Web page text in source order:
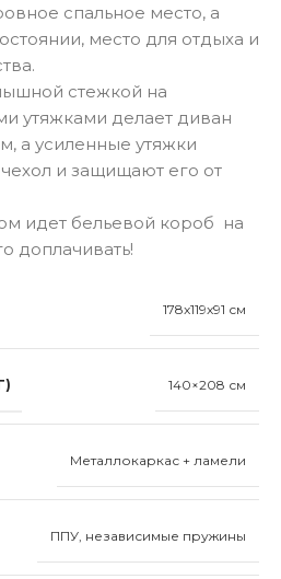
спальное место, а
место для отдыха и
стежкой на
утяжками делает диван
а усиленные утяжки
и защищают его от
идет бельевой короб на
доплачивать!
178x119x91 см
140×208 см
Металлокаркас + ламели
ППУ, независимые пружины